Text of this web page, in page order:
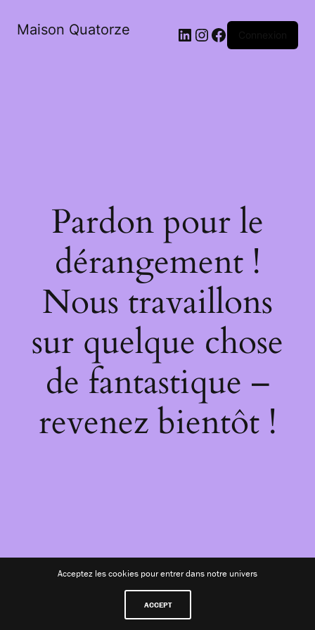
Maison Quatorze LinkedIn
Instagram
Facebook
Pardon pour le
dérangement !
Nous travaillons
sur quelque chose
de fantastique –
revenez bientôt !
Acceptez les cookies pour entrer dans notre univers
ACCEPT